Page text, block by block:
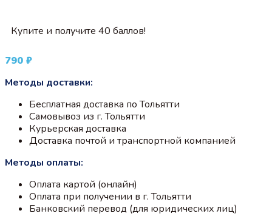
Купите и получите 40 баллов!
790 ₽
Методы доставки:
Бесплатная доставка по Тольятти
Самовывоз из г. Тольятти
Курьерская доставка
Доставка почтой и транспортной компанией
Методы оплаты:
Оплата картой (онлайн)
Оплата при получении в г. Тольятти
Банковский перевод (для юридических лиц)